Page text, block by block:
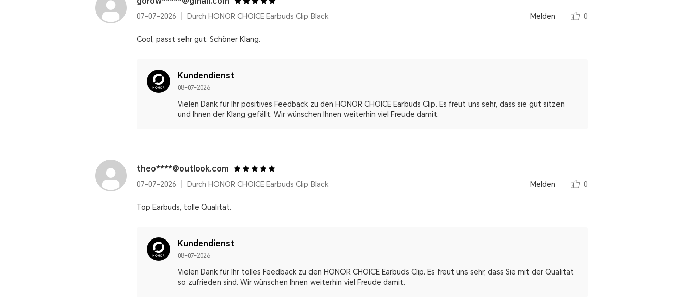
07-07-2026 Durch HONOR CHOICE Earbuds Clip Black Melden 0
Cool, passt sehr gut. Schöner Klang.
Kundendienst
08-07-2026
Vielen Dank für Ihr positives Feedback zu den HONOR CHOICE Earbuds Clip. Es freut uns sehr, dass sie gut sitzen
und Ihnen der Klang gefällt. Wir wünschen Ihnen weiterhin viel Freude damit.
theo****@outlook.com
07-07-2026 Durch HONOR CHOICE Earbuds Clip Black Melden 0
Top Earbuds, tolle Qualität.
Kundendienst
08-07-2026
Vielen Dank für Ihr tolles Feedback zu den HONOR CHOICE Earbuds Clip. Es freut uns sehr, dass Sie mit der Qualität
so zufrieden sind. Wir wünschen Ihnen weiterhin viel Freude damit.